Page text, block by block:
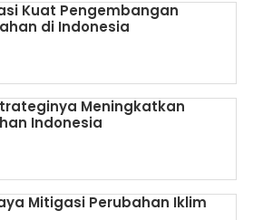
Kuat Pengembangan
di Indonesia
Meningkatkan
Indonesia
Mitigasi Perubahan Iklim